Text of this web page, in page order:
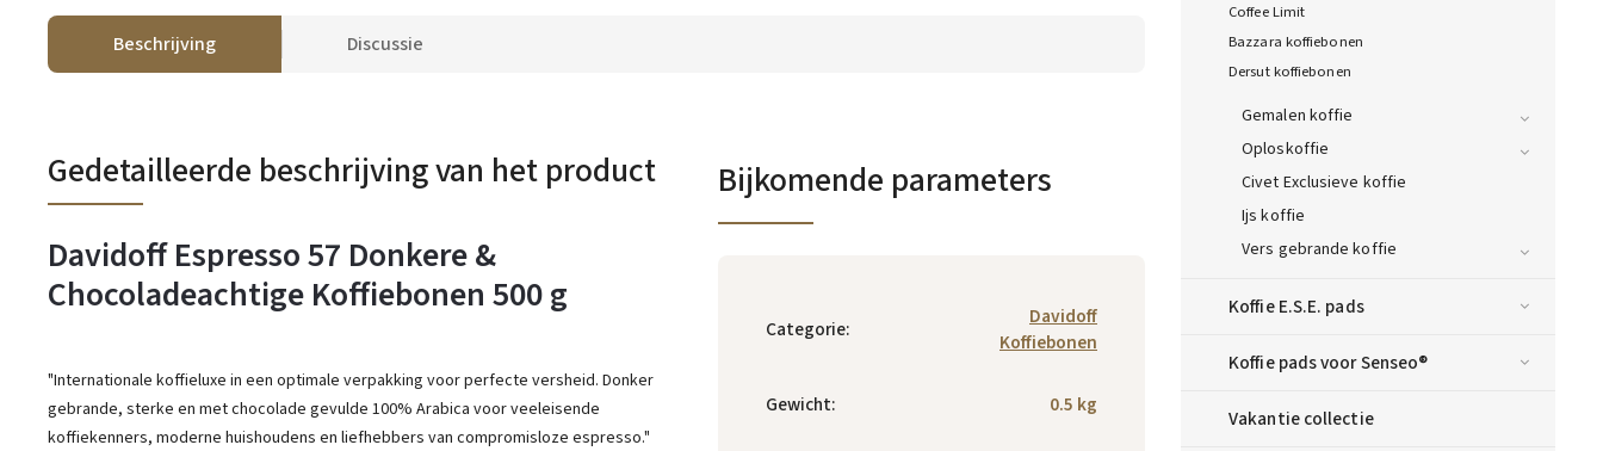
Coffee Limit
Bazzara koffiebonen
Dersut koffiebonen
Gemalen koffie
Oploskoffie
Civet Exclusieve koffie
Ijs koffie
Vers gebrande koffie
Koffie E.S.E. pads
Koffie pads voor Senseo®
Vakantie collectie
Beschrijving Discussie
Gedetailleerde beschrijving van het product
Davidoff Espresso 57 Donkere &
Chocoladeachtige Koffiebonen 500 g
"Internationale koffieluxe in een optimale verpakking voor perfecte versheid. Donker
gebrande, sterke en met chocolade gevulde 100% Arabica voor veeleisende
koffiekenners, moderne huishoudens en liefhebbers van compromisloze espresso."
Bijkomende parameters
Categorie:
Davidoff
Koffiebonen
Gewicht: 0.5 kg